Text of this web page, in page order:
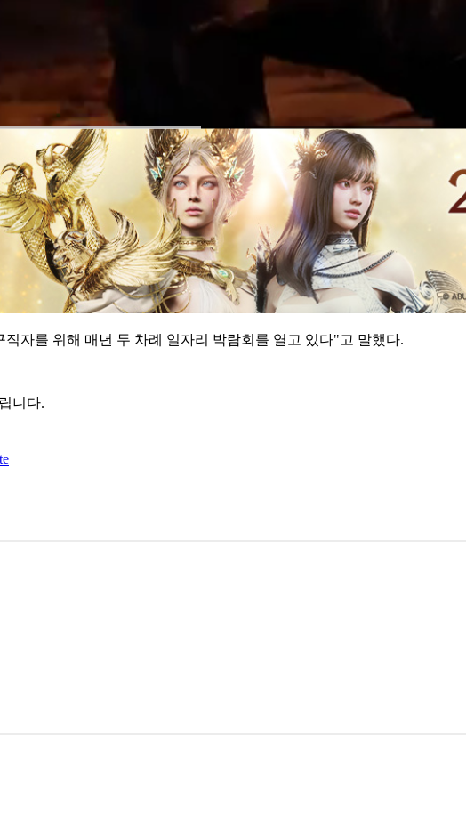
자를 위해 매년 두 차례 일자리 박람회를 열고 있다"고 말했다.
니다.